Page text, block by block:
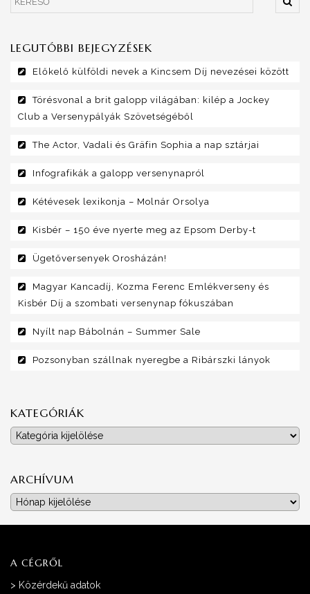
LEGUTÓBBI BEJEGYZÉSEK
Előkelő külföldi nevek a Kincsem Díj nevezései között
Törésvonal a brit galopp világában: kilép a Jockey
Club a Versenypályák Szövetségéből
The Actor, Vadali és Gräfin Sophia a nap sztárjai
Infografikák a galopp versenynapról
Kétévesek lexikonja – Molnár Orsolya
Kisbér – 150 éve nyerte meg az Epsom Derby-t
Ügetőversenyek Orosházán!
Magyar Kancadíj, Kozma Ferenc Emlékverseny és
Kisbér Díj a szombati versenynap fókuszában
Nyílt nap Bábolnán – Summer Sale
Pozsonyban szállnak nyeregbe a Ribárszki lányok
KATEGÓRIÁK
Kategóriák
ARCHÍVUM
Archívum
A CÉGRŐL
> Közérdekű adatok